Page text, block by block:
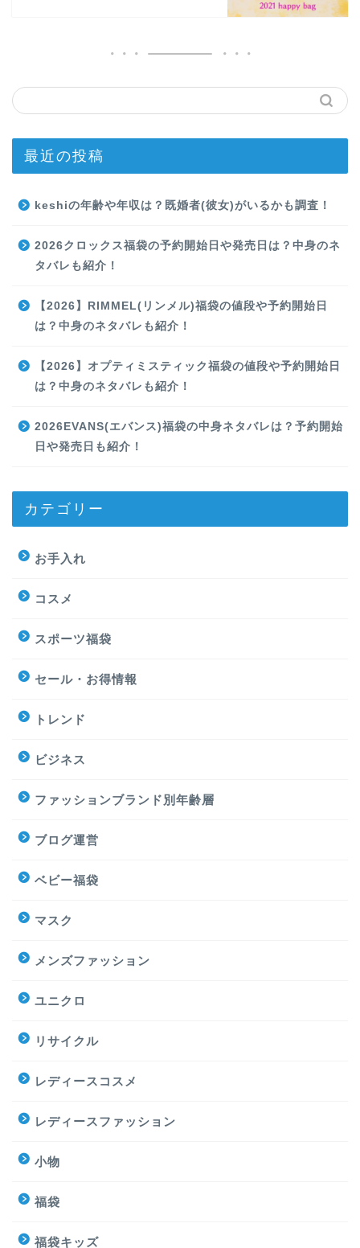
最近の投稿
keshiの年齢や年収は？既婚者(彼女)がいるかも調査！
2026クロックス福袋の予約開始日や発売日は？中身のネ
タバレも紹介！
【2026】RIMMEL(リンメル)福袋の値段や予約開始日
は？中身のネタバレも紹介！
【2026】オプティミスティック福袋の値段や予約開始日
は？中身のネタバレも紹介！
2026EVANS(エバンス)福袋の中身ネタバレは？予約開始
日や発売日も紹介！
カテゴリー
お手入れ
コスメ
スポーツ福袋
セール・お得情報
トレンド
ビジネス
ファッションブランド別年齢層
ブログ運営
ベビー福袋
マスク
メンズファッション
ユニクロ
リサイクル
レディースコスメ
レディースファッション
小物
福袋
福袋キッズ